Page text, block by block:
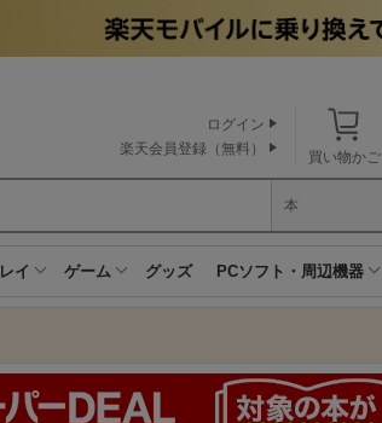
買い物かご
ログイン
楽天会員登録（無料）
本
イ ゲーム グッズ PCソフト・周辺機器